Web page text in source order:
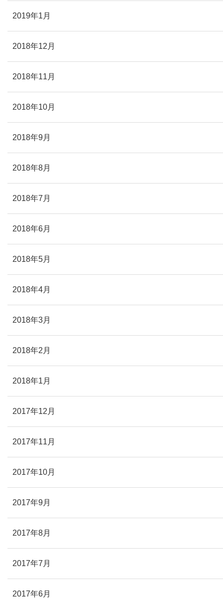
2019年1月
2018年12月
2018年11月
2018年10月
2018年9月
2018年8月
2018年7月
2018年6月
2018年5月
2018年4月
2018年3月
2018年2月
2018年1月
2017年12月
2017年11月
2017年10月
2017年9月
2017年8月
2017年7月
2017年6月